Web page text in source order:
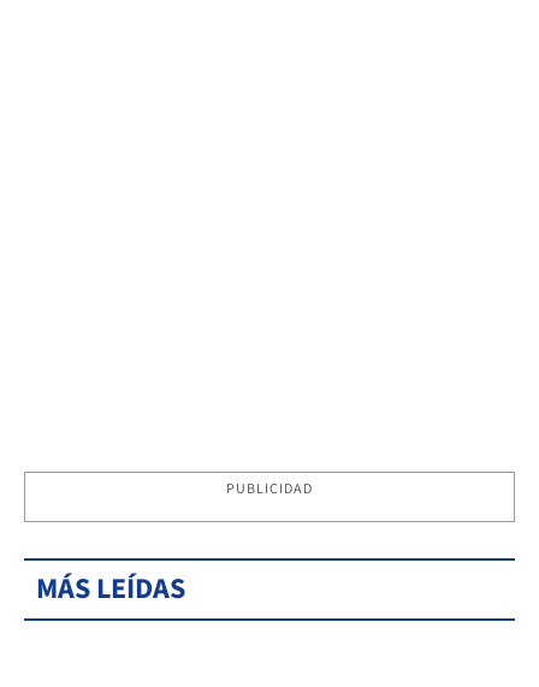
PUBLICIDAD
MÁS LEÍDAS